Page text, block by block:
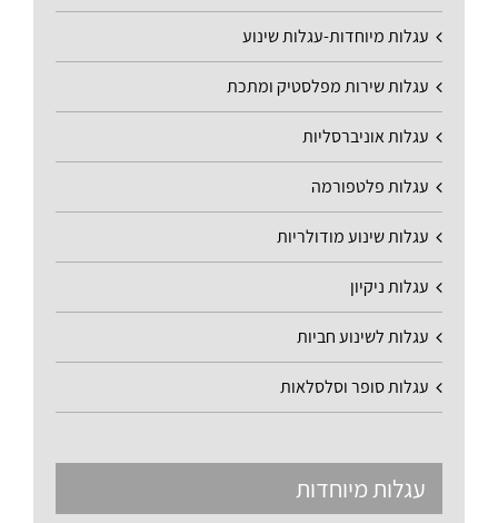
עגלות מיוחדות-עגלות שינוע
עגלות שירות מפלסטיק ומתכת
עגלות אוניברסליות
עגלות פלטפורמה
עגלות שינוע מודולריות
עגלות ניקיון
עגלות לשינוע חביות
עגלות סופר וסלסלאות
עגלות מיוחדות